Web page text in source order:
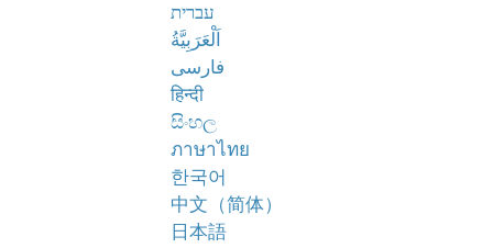
עברית
اَلْعَرَبِيَّةُ
فارسی
हिन्दी
සිංහල
ภาษาไทย
한국어
中文（简体）
日本語